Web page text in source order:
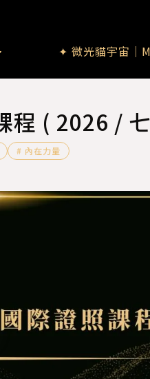
✦ 微光貓宇宙｜
程 ( 2026 /
# 內在力量